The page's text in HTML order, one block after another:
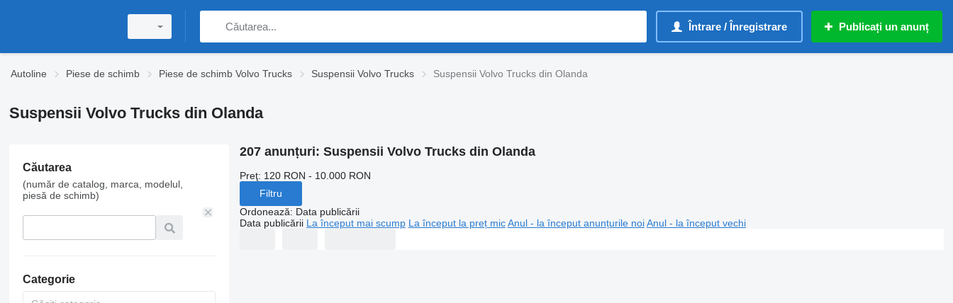
Întrare / Înregistrare Publicați un anunț
Autoline Piese de schimb Piese de schimb Volvo Trucks Suspensii Volvo Trucks Suspensii Volvo Trucks din Olanda
Suspensii Volvo Trucks din Olanda
Căutarea
(număr de catalog, marca, modelul,
piesă de schimb)
Categorie
207 anunțuri: Suspensii Volvo Trucks din Olanda
Preţ: 120 RON - 10.000 RON
Filtru
Ordonează: Data publicării
Data publicării La început mai scump La început la preț mic Anul - la început anunțurile noi Anul - la început vechi